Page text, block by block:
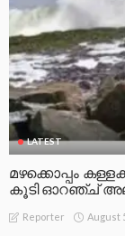
LATEST
മഴക്കൊപ്പം
കൂടി ഓറഞ്ച്
Reporter August